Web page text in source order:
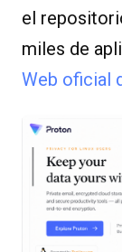
el
miles de
Web oficial